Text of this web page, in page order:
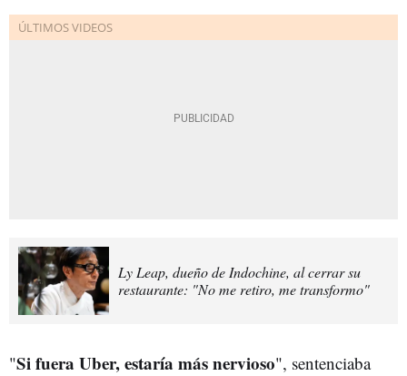
Ly Leap, dueño de Indochine, al cerrar su
restaurante: "No me retiro, me transformo"
"Si fuera Uber, estaría más nervioso", sentenciaba